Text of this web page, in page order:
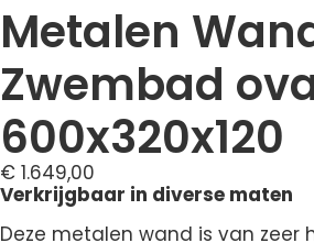
Metalen
Zwembad
600x320x120
€ 1.649,00
Verkrijgbaar in diverse maten
Deze metalen wand is van zeer